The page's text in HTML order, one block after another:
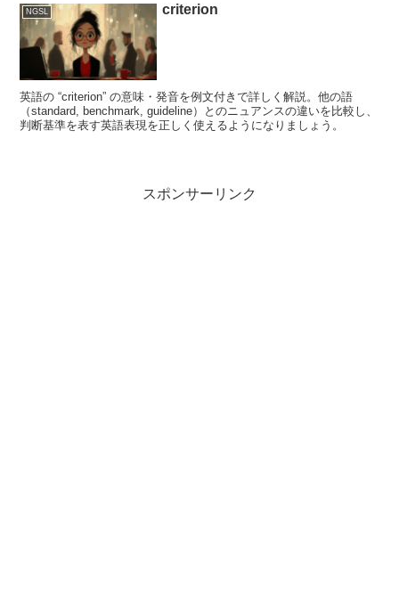
NGSL criterion
英語の “criterion” の意味・発音を例文付きで詳しく解説。他の語
（standard, benchmark, guideline）とのニュアンスの違いを比較し、
判断基準を表す英語表現を正しく使えるようになりましょう。
スポンサーリンク